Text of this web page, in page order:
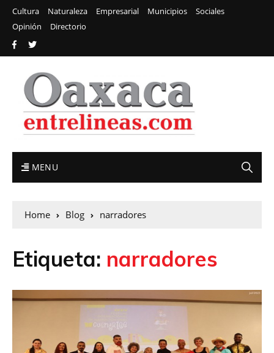
Cultura Naturaleza Empresarial Municipios
Sociales
Opinión
Directorio
MENU
Home Blog narradores
Etiqueta: narradores